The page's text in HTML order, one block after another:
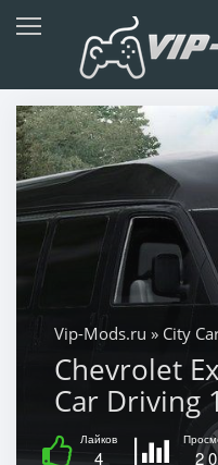
Vip-Mods.ru » City
Chevrolet
Car Driving
Лайков
4 2